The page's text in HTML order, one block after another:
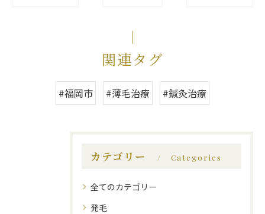
関連タグ
#福岡市 #薄毛治療 #鍼灸治療
カテゴリー Categories
全てのカテゴリー
発毛